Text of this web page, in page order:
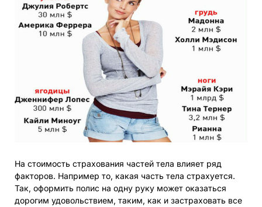
На стоимость страхования частей тела влияет ряд
факторов. Например то, какая часть тела страхуется.
Так, оформить полис на одну руку может оказаться
дорогим удовольствием, таким, как и застраховать все